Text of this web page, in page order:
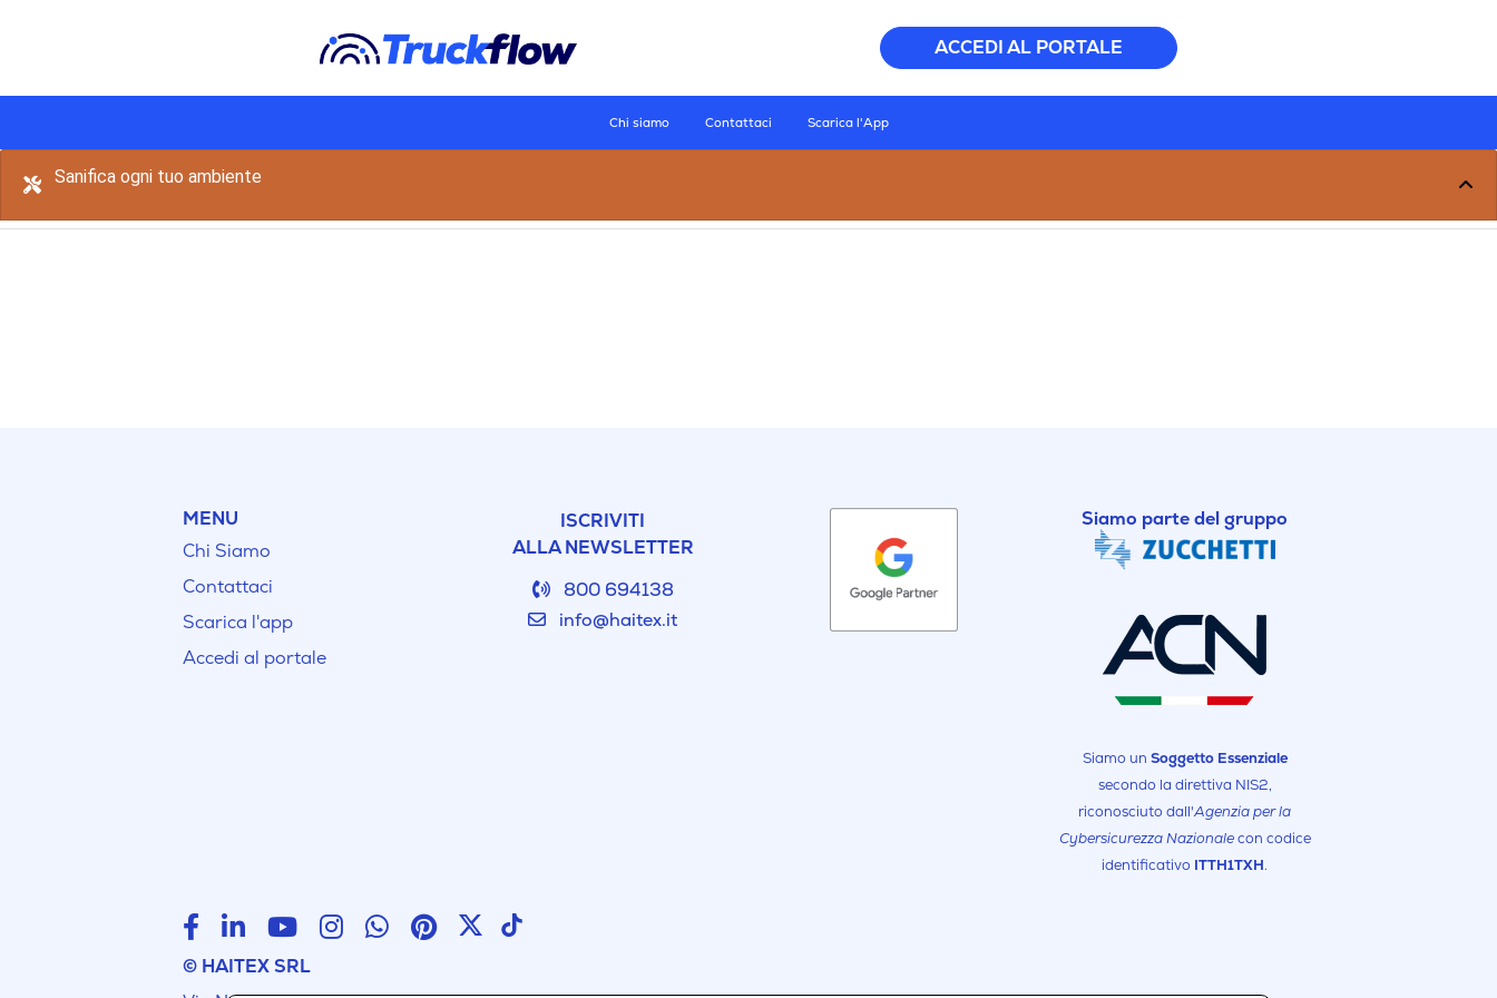
ACCEDI AL PORTALE
Chi siamo Contattaci Scarica l'App
Sanifica ogni tuo ambiente
MENU
Chi Siamo
Contattaci
Scarica l'app
Accedi al portale
ISCRIVITI
ALLA NEWSLETTER
800 694138
info@haitex.it
Siamo parte del gruppo
Siamo un Soggetto Essenziale
secondo la direttiva NIS2,
riconosciuto dall'Agenzia per la
Cybersicurezza Nazionalecon codice
identificativo ITTH1TXH.
© HAITEX SRL